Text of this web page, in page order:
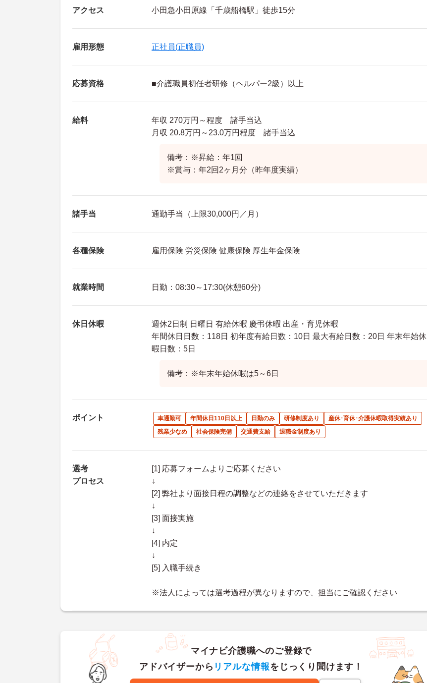
アクセス 小田急小田原線「千歳船橋駅」徒歩15分
雇用形態 正社員(正職員)
応募資格 ■介護職員初任者研修（ヘルパー2級）以上
給料
年収 270万円～程度 諸手当込
月収 20.8万円～23.0万円程度 諸手当込
備考：※昇給：年1回
※賞与：年2回2ヶ月分（昨年度実績）
諸手当 通勤手当（上限30,000円／月）
各種保険 雇用保険 労災保険 健康保険 厚生年金保険
就業時間 日勤：08:30～17:30(休憩60分)
休日休暇
週休2日制 日曜日 有給休暇 慶弔休暇 出産・育児休暇
年間休日日数：118日 初年度有給日数：10日 最大有給日数：20日 年末年始休
暇日数：5日
備考：※年末年始休暇は5～6日
ポイント 車通勤可 年間休日110日以上 日勤のみ 研修制度あり
産休･育休･介護休暇取得実績あり
残業少なめ
社会保険完備 交通費支給 退職金制度あり
選考
プロセス
[1] 応募フォームよりご応募ください
↓
[2] 弊社より面接日程の調整などの連絡をさせていただきます
↓
[3] 面接実施
↓
[4] 内定
↓
[5] 入職手続き
※法人によっては選考過程が異なりますので、担当にご確認ください
マイナビ介護職へのご登録で
アドバイザーから リアルな情報をじっくり聞けます！